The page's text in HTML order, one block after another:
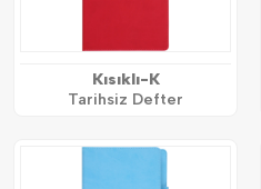
Kısıklı-K
Tarihsiz Defter